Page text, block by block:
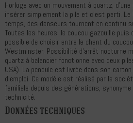
Horloge avec un mouvement à quartz,
insérer simplement la pile et c'est parti. Le
temps, des danseurs tournent en continu
Toutes les heures, le coucou gazouille puis
possible de choisir entre le chant du
Westminster. Possibilité d'arrêt nocturne
quartz à balancier fonctionne avec deux
USA). La pendule est livrée dans son
d'emploi. Ce modèle est réalisé par la
familiale depuis des générations,
technicité.
Données techniques